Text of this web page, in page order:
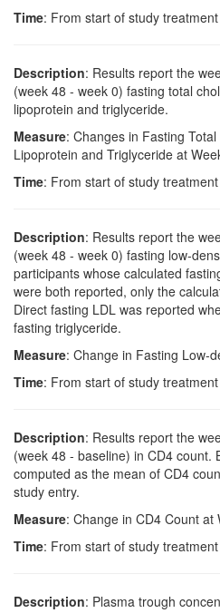
Time: From start of study
Description: Results report the
(week 48 - week 0) fasting total
lipoprotein and triglyceride.
Measure: Changes in Fasting
Lipoprotein and Triglyceride at
Time: From start of study
Description: Results report the
(week 48 - week 0) fasting low-
participants whose calculated
were both reported, only the
Direct fasting LDL was reported
fasting triglyceride.
Measure: Change in Fasting Low-
Time: From start of study
Description: Results report the
(week 48 - baseline) in CD4 count.
computed as the mean of CD4
study entry.
Measure: Change in CD4 Count at
Time: From start of study
Description: Plasma trough